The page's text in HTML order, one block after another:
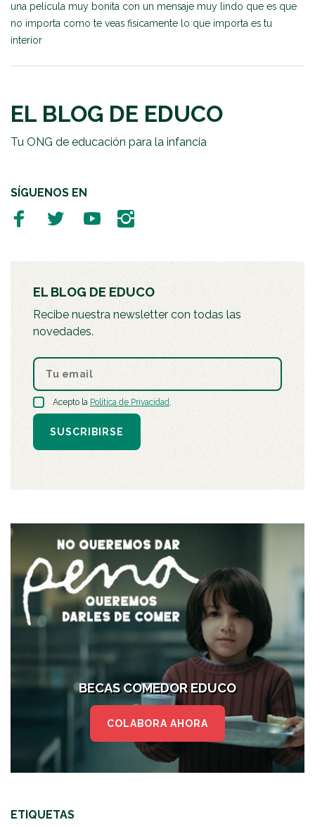
una pelicula muy bonita con un mensaje muy lindo que es que
no importa como te veas fisicamente lo que importa es tu
interior
EL BLOG DE EDUCO
Tu ONG de educación para la infancia
SÍGUENOS EN
EL BLOG DE EDUCO
Recibe nuestra newsletter con todas las
novedades.
Acepto la Política de Privacidad.
SUSCRIBIRSE
BECAS COMEDOR EDUCO
COLABORA AHORA
ETIQUETAS